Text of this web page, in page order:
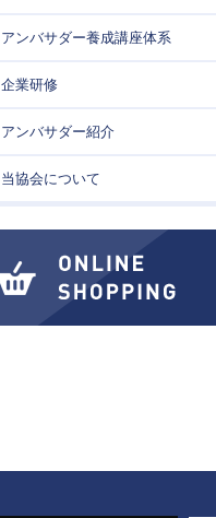
アンバサダー養成講座体系
企業研修
アンバサダー紹介
当協会について